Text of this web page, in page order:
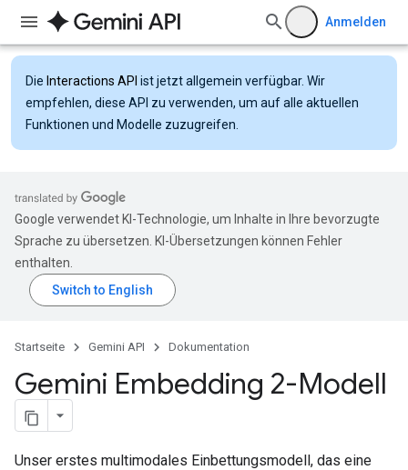
Anmelden
Die Interactions API ist jetzt allgemein verfügbar. Wir
empfehlen, diese API zu verwenden, um auf alle aktuellen
Funktionen und Modelle zuzugreifen.
Google verwendet KI-Technologie, um Inhalte in Ihre bevorzugte
Sprache zu übersetzen. KI-Übersetzungen können Fehler
enthalten.
Startseite Gemini API Dokumentation
Gemini Embedding 2-Modell
Unser erstes multimodales Einbettungsmodell, das eine